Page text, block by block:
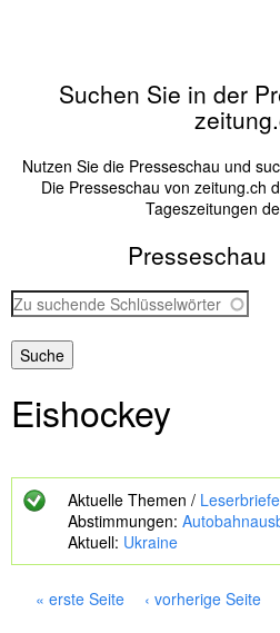
Suchen Sie in der
Nutzen Sie die Presseschau und
Die Presseschau von zeitung.ch
Tageszeitungen
Presseschau
Z
u
s
u
h
e
Eishockey
Aktuelle Themen / Leserbriefe
Abstimmungen:
Aktuell: Ukraine
« erste Seite ‹ vorherige Seite